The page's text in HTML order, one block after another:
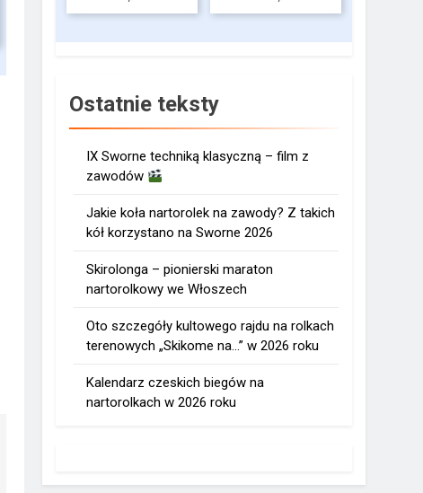
Ostatnie teksty
IX Sworne techniką klasyczną – film z
zawodów
Jakie koła nartorolek na zawody? Z takich
kół korzystano na Sworne 2026
Skirolonga – pionierski maraton
nartorolkowy we Włoszech
Oto szczegóły kultowego rajdu na rolkach
terenowych „Skikome na…” w 2026 roku
Kalendarz czeskich biegów na
nartorolkach w 2026 roku